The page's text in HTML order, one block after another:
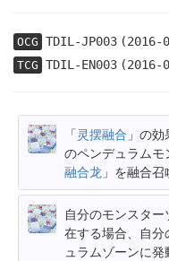
OCG TDIL-JP003(2016-
TCG TDIL-EN003(2016-
「灵摆融合 」の
のペンデュラム
融合龙 」を融合
自分のモンスター
在する場合、自
ュラムゾーンに